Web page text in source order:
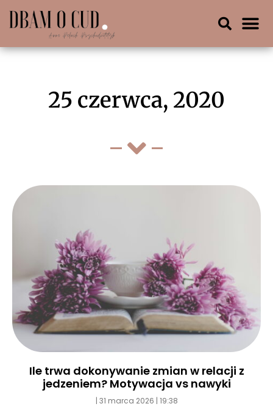
25 czerwca, 2020
Ile trwa dokonywanie zmian w relacji z
jedzeniem? Motywacja vs nawyki
31 marca 2026 19:38